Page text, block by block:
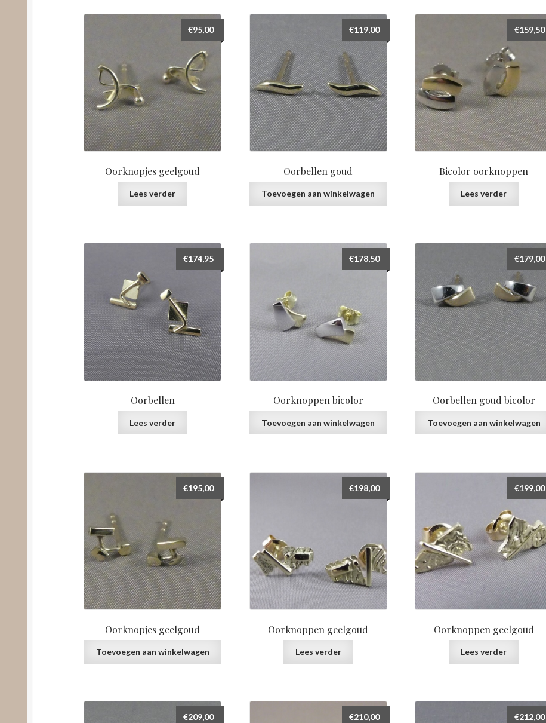
laag
hoog
Oorknopjes geelgoud
€95,00
Lees verder
Oorbellen goud
€119,00
Toevoegen aan winkelwagen
Bicolor oorknoppen
€159,50
Lees verder
Oorbellen
€174,95
Lees verder
Oorknoppen bicolor
€178,50
Toevoegen aan winkelwagen
Oorbellen goud bicolor
€179,00
Toevoegen aan winkelwagen
Oorknopjes geelgoud
€195,00
Toevoegen aan winkelwagen
Oorknoppen geelgoud
€198,00
Lees verder
Oorknoppen geelgoud
€199,00
Lees verder
€209,00 €210,00 €212,00